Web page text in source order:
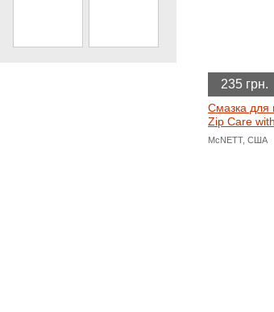
235 грн.
Смазка для
Zip Care
McNETT, США